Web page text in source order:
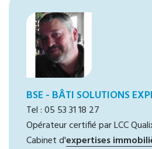
BSE - BÂTI SOLUTIONS
Tel : 05 53 31 18 27
Opérateur certifié par LCC
Cabinet d'expertises